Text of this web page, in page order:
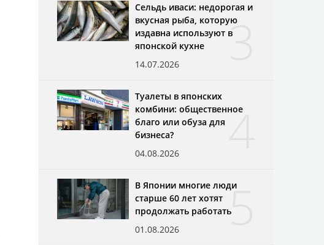
3
Сельдь иваси: недорогая и
вкусная рыба, которую
издавна используют в
японской кухне
14.07.2026
4
Туалеты в японских
комбини: общественное
благо или обуза для
бизнеса?
04.08.2026
5
В Японии многие люди
старше 60 лет хотят
продолжать работать
01.08.2026